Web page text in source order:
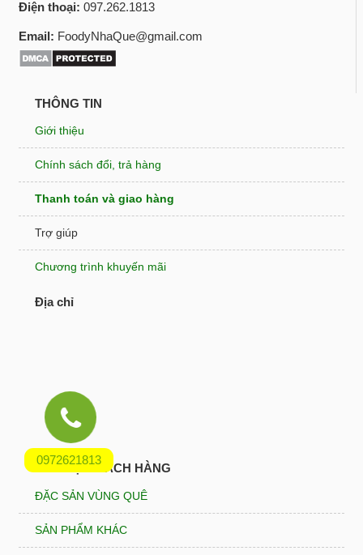
0972621813
Điện thoại: 097.262.1813
Email: FoodyNhaQue@gmail.com
THÔNG TIN
Giới thiệu
Chính sách đổi, trả hàng
Thanh toán và giao hàng
Trợ giúp
Chương trình khuyến mãi
Địa chỉ
HỖ TRỢ KHÁCH HÀNG
ĐẶC SẢN VÙNG QUÊ
SẢN PHẨM KHÁC